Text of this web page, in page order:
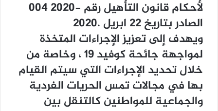
ﻷﺣﻜﺎﻡ ﻗﺎﻧﻮﻥ ﺍﻟﺘﺄﻫﻴﻞ ﺭﻗﻢ -2020 004
ﺍﻟﺼﺎﺩﺭ ﺑﺘﺎﺭﻳﺦ 22 ﺍﺑﺮﻳﻞ .2020
ﻭﻳﻬﺪﻑ ﺇﻟﻰ ﺗﻌﺰﻳﺰ ﺍﻹﺟﺮﺍﺀﺍﺕ ﺍﻟﻤﺘﺨﺬﺓ
ﻟﻤﻮﺍﺟﻬﺔ ﺟﺎﺋﺤﺔ ﻛﻮﻓﻴﺪ 19 ، ﻭﺧﺎﺻﺔ ﻣﻦ
ﺧﻼﻝ ﺗﺤﺪﻳﺪ ﺍﻹﺟﺮﺍﺀﺍﺕ ﺍﻟﺘﻲ ﺳﻴﺘﻢ ﺍﻟﻘﻴﺎﻡ
ﺑﻬﺎ ﻓﻲ ﻣﺠﺎﻻﺕ ﺗﻤﺲ ﺍﻟﺤﺮﻳﺎﺕ ﺍﻟﻔﺮﺩﻳﺔ
ﻭﺍﻟﺠﻤﺎﻋﻴﺔ ﻟﻠﻤﻮﺍﻃﻨﻴﻦ ﻛﺎﻟﺘﻨﻘﻞ ﺑﻴﻦ